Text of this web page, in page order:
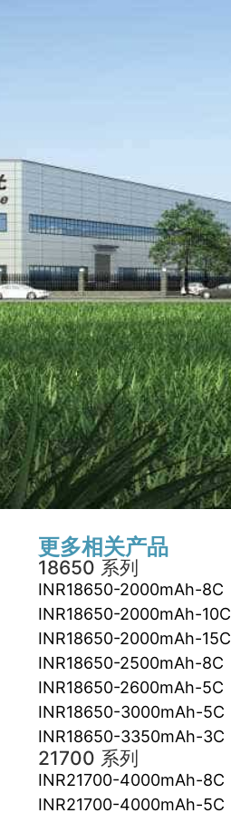
更多相关产品
18650 系列
INR18650-2000mAh-8C
INR18650-2000mAh-10C
INR18650-2000mAh-15C
INR18650-2500mAh-8C
INR18650-2600mAh-5C
INR18650-3000mAh-5C
INR18650-3350mAh-3C
21700 系列
INR21700-4000mAh-8C
INR21700-4000mAh-5C